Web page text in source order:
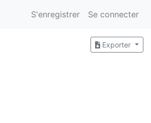
S'enregistrer Se connecter
Exporter